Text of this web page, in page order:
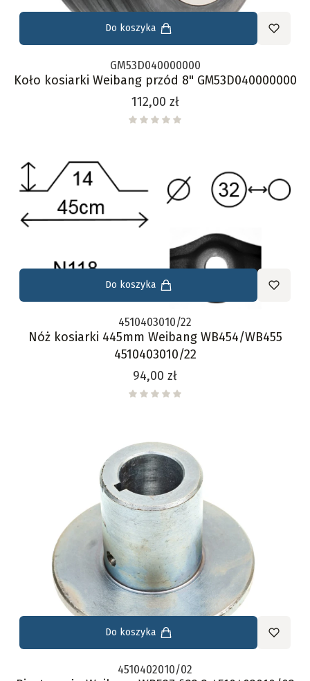
Do koszyka
GM53D040000000
Koło kosiarki Weibang przód 8" GM53D040000000
Cena
112,00 zł
Do koszyka
4510403010/22
Nóż kosiarki 445mm Weibang WB454/WB455
4510403010/22
Cena
94,00 zł
Do koszyka
4510402010/02